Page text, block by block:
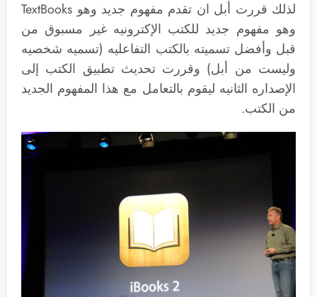
لذلك قررت أبل ان تقدم مفهوم جديد وهو TextBooks
وهو مفهوم جديد للكتب الإكترونيه غير مسبوق من
قبل وأفضل تسميته بالكتب التفاعليه (تسميه شخصيه
وليست من أبل) وقررت تحديث تطبيق الكتب إلى
الإصداره الثانيه ليقوم بالتعامل مع هذا المفهوم الجديد
من الكتب.